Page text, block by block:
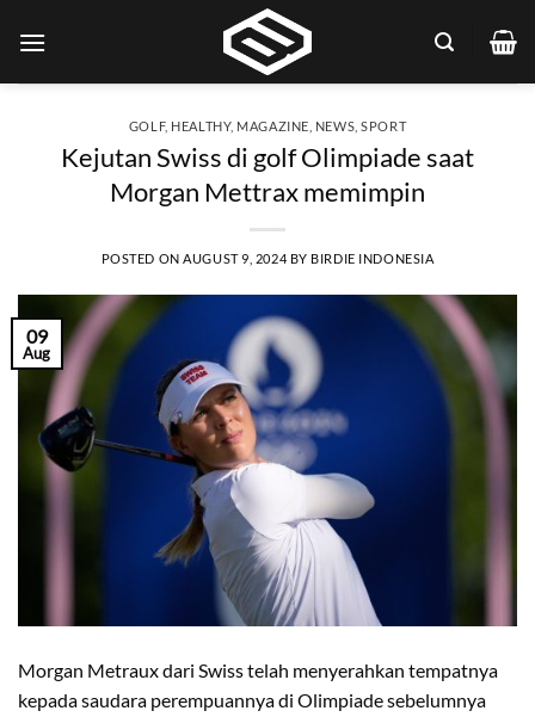
GOLF, HEALTHY, MAGAZINE NEWS ,SPORT
Kejutan Swiss di golf Olimpiade saat
Morgan Mettrax memimpin
POSTED ON AUGUST 9, 2024 BY BIRDIE INDONESIA
09
Aug
Morgan Metraux dari Swiss telah menyerahkan tempatnya
kepada saudara perempuannya di Olimpiade sebelumnya